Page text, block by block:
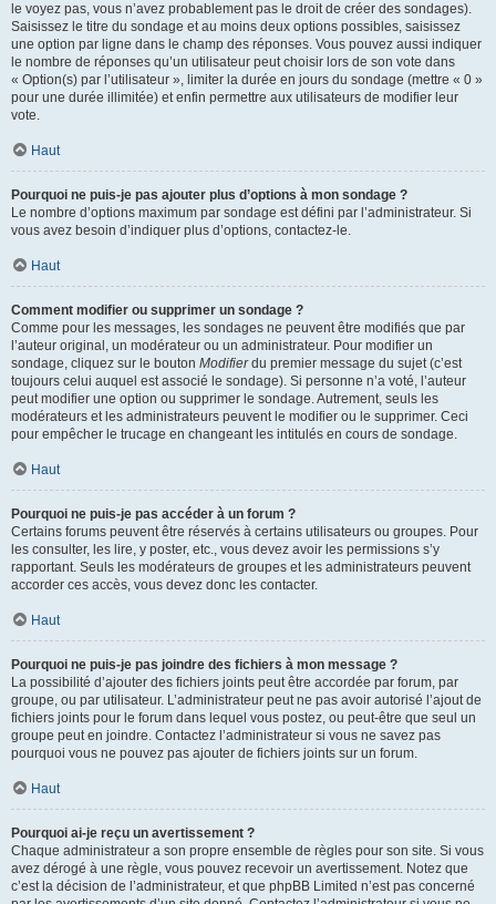
le voyez pas, vous n’avez probablement pas le droit de créer des sondages).
Saisissez le titre du sondage et au moins deux options possibles, saisissez
une option par ligne dans le champ des réponses. Vous pouvez aussi indiquer
le nombre de réponses qu’un utilisateur peut choisir lors de son vote dans
« Option(s) par l’utilisateur », limiter la durée en jours du sondage (mettre « 0 »
pour une durée illimitée) et enfin permettre aux utilisateurs de modifier leur
vote.
Haut
Pourquoi ne puis-je pas ajouter plus d’options à mon sondage ?
Le nombre d’options maximum par sondage est défini par l’administrateur. Si
vous avez besoin d’indiquer plus d’options, contactez-le.
Haut
Comment modifier ou supprimer un sondage ?
Comme pour les messages, les sondages ne peuvent être modifiés que par
l’auteur original, un modérateur ou un administrateur. Pour modifier un
sondage, cliquez sur le bouton Modifierdu premier message du sujet (c’est
toujours celui auquel est associé le sondage). Si personne n’a voté, l’auteur
peut modifier une option ou supprimer le sondage. Autrement, seuls les
modérateurs et les administrateurs peuvent le modifier ou le supprimer. Ceci
pour empêcher le trucage en changeant les intitulés en cours de sondage.
Haut
Pourquoi ne puis-je pas accéder à un forum ?
Certains forums peuvent être réservés à certains utilisateurs ou groupes. Pour
les consulter, les lire, y poster, etc., vous devez avoir les permissions s’y
rapportant. Seuls les modérateurs de groupes et les administrateurs peuvent
accorder ces accès, vous devez donc les contacter.
Haut
Pourquoi ne puis-je pas joindre des fichiers à mon message ?
La possibilité d’ajouter des fichiers joints peut être accordée par forum, par
groupe, ou par utilisateur. L’administrateur peut ne pas avoir autorisé l’ajout de
fichiers joints pour le forum dans lequel vous postez, ou peut-être que seul un
groupe peut en joindre. Contactez l’administrateur si vous ne savez pas
pourquoi vous ne pouvez pas ajouter de fichiers joints sur un forum.
Haut
Pourquoi ai-je reçu un avertissement ?
Chaque administrateur a son propre ensemble de règles pour son site. Si vous
avez dérogé à une règle, vous pouvez recevoir un avertissement. Notez que
c’est la décision de l’administrateur, et que phpBB Limited n’est pas concerné